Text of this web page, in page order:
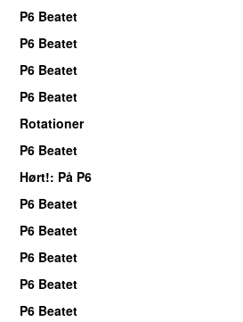
P6 Beatet
P6 Beatet
P6 Beatet
P6 Beatet
Rotationer
P6 Beatet
Hørt!: På P6
P6 Beatet
P6 Beatet
P6 Beatet
P6 Beatet
P6 Beatet